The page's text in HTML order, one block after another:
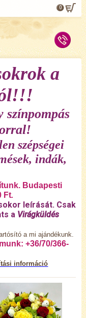
0
a
színpompás
szépségei
indák,
Budapesti
Ft.
leírását. Csak
a Virágküldés
a mi ajándékunk.
+36/70/366-
információ